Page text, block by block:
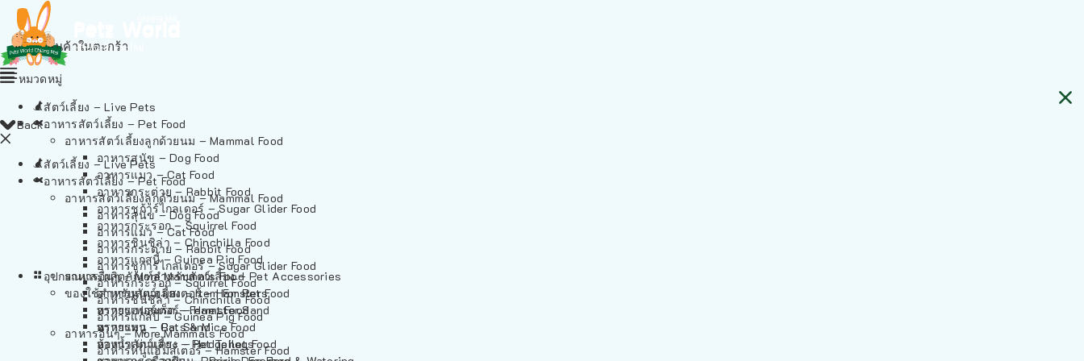
ไม่มีสินค้าในตะกร้า
Back
สัตว์เลี้ยง – Live Pets
อาหารสัตว์เลี้ยง – Pet Food
อาหารสัตว์เลี้ยงลูกด้วยนม – Mammal Food
อาหารสุนัข – Dog Food
อาหารแมว – Cat Food
อาหารกระต่าย – Rabbit Food
อาหารชูก้าร์ไกลเดอร์ – Sugar Glider Food
อาหารกระรอก – Squirrel Food
อาหารชินชิล่า – Chinchilla Food
อาหารแกสบี้ – Guinea Pig Food
อาหารอื่นๆ – More Mammals Food
อาหารหนูแฮมสเตอร์ – Hamster Food
หมวดหมู่
สัตว์เลี้ยง – Live Pets
อาหารสัตว์เลี้ยง – Pet Food
อาหารสัตว์เลี้ยงลูกด้วยนม – Mammal Food
อาหารสุนัข – Dog Food
อาหารแมว – Cat Food
อาหารกระต่าย – Rabbit Food
อาหารชูก้าร์ไกลเดอร์ – Sugar Glider Food
อาหารกระรอก – Squirrel Food
อาหารชินชิล่า – Chinchilla Food
อาหารแกสบี้ – Guinea Pig Food
อาหารอื่นๆ – More Mammals Food
อาหารหนูแฮมสเตอร์ – Hamster Food
อาหารเฟอร์เร็ต – Ferret Food
อาหารหนู – Rats & Mice Food
อาหารเม่นแคระ – Hedgehog Food
อุปกรณและผลิตภัณฑ์สำหรับสัตว์เลี้ยง – Pet Accessories
ของใช้สำหรับสัตว์เลี้ยง – Item For Pets
ทรายแฮมสเตอร์ – Hamster Sand
ทรายแมว – Cat Sand
ห้องน้ำสัตว์เลี้ยง – Pet Toilets